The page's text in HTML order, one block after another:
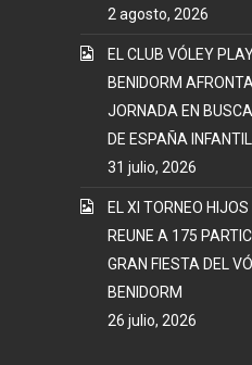
2 agosto, 2026
EL CLUB VÓLEY
BENIDORM
JORNADA EN
DE ESPAÑA INFANTIL
31 julio, 2026
EL XI TORNEO
REUNE A 175
GRAN FIESTA DEL
BENIDORM
26 julio, 2026